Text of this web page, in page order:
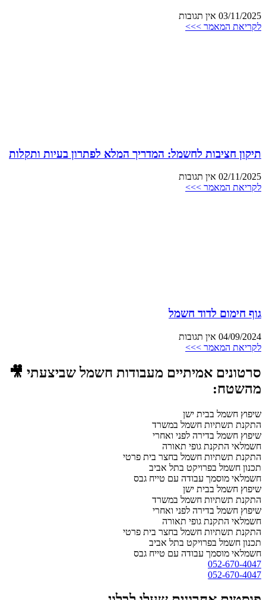
03/11/2025 אין תגובות
לקריאת המאמר >>>
תיקון חציבות לחשמל: המדריך המלא לפתרון בעיות ותקלות
02/11/2025 אין תגובות
לקריאת המאמר >>>
גוף חימום לדוד חשמל
04/09/2024 אין תגובות
לקריאת המאמר >>>
סרטונים אמיתיים מעבודות חשמל שביצעתי 🎥
מהשטח:
שיפוץ חשמל בבית ישן
התקנת תשתיות חשמל במשרד
שיפוץ חשמל בדירה לפני ואחרי
חשמלאי התקנת גופי תאורה
התקנת תשתיות חשמל בחצר בית פרטי
תכנון חשמל בפרויקט בתל אביב
חשמלאי מוסמך עבודה עם טייח גבס
שיפוץ חשמל בבית ישן
התקנת תשתיות חשמל במשרד
שיפוץ חשמל בדירה לפני ואחרי
חשמלאי התקנת גופי תאורה
התקנת תשתיות חשמל בחצר בית פרטי
תכנון חשמל בפרויקט בתל אביב
חשמלאי מוסמך עבודה עם טייח גבס
052-670-4047
052-670-4047